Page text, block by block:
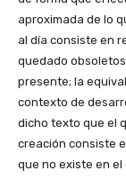
aproximada de lo
al día consiste en
quedado
presente; la
contexto de
dicho texto que el
creación consiste
que no existe en el